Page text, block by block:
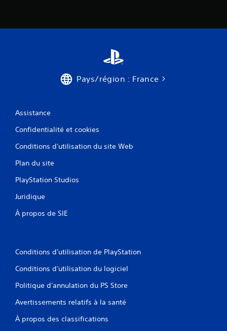
Pays/région : France
Assistance
Confidentialité et cookies
Conditions d'utilisation du site Web
Plan du site
PlayStation Studios
Juridique
À propos de SIE
Conditions d'utilisation de PlayStation
Conditions d'utilisation du logiciel
Politique d'annulation du PS Store
Avertissements relatifs à la santé
À propos des classifications